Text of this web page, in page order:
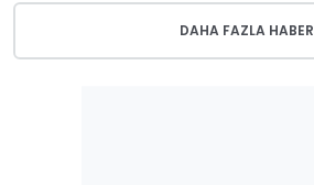
DAHA FAZLA HABER